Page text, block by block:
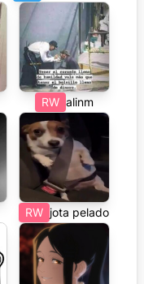
RW alinm
RW jota pelado